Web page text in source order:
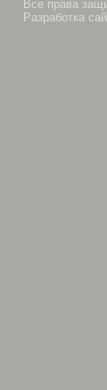
Все права
Разработка